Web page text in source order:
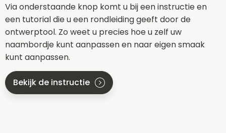
Via onderstaande knop komt u bij een instructie en
een tutorial die u een rondleiding geeft door de
ontwerptool. Zo weet u precies hoe u zelf uw
naambordje kunt aanpassen en naar eigen smaak
kunt aanpassen.
Bekijk de instructie